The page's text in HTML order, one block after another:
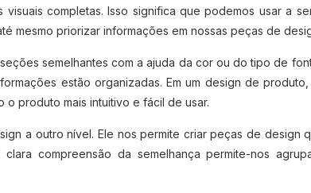
completas. Isso significa que podemos usar a
mesmo priorizar informações em nossas peças de
semelhantes com a ajuda da cor ou do tipo de
estão organizadas. Em um design de
o produto mais intuitivo e fácil de usar.
a outro nível. Ele nos permite criar peças de design
compreensão da semelhança permite-nos